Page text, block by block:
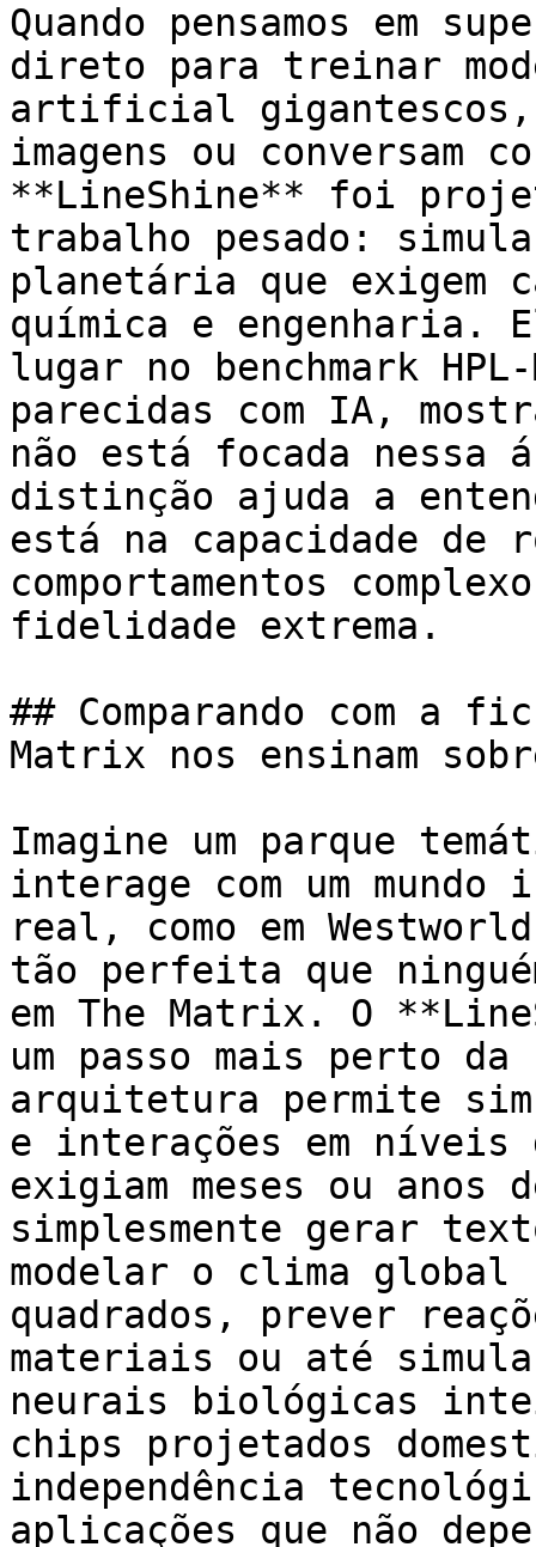
Quando pensamos em
direto para treinar
artificial gigantescos,
imagens ou conversam
**LineShine** foi
trabalho pesado:
planetária que exigem
química e engenharia.
lugar no benchmark
parecidas com IA,
não está focada nessa
distinção ajuda a
está na capacidade de
comportamentos
fidelidade extrema.
## Comparando com a
Matrix nos ensinam
Imagine um parque
interage com um
real, como em
tão perfeita que
em The Matrix. O
um passo mais perto
arquitetura permite
e interações em níveis
exigiam meses ou anos
simplesmente gerar
modelar o clima global
quadrados, prever
materiais ou até
neurais biológicas
chips projetados
independência
aplicações que não